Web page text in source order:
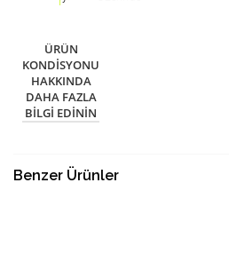
ÜRÜN
KONDISYONU
HAKKINDA
DAHA FAZLA
BILGI EDININ
Benzer Ürünler